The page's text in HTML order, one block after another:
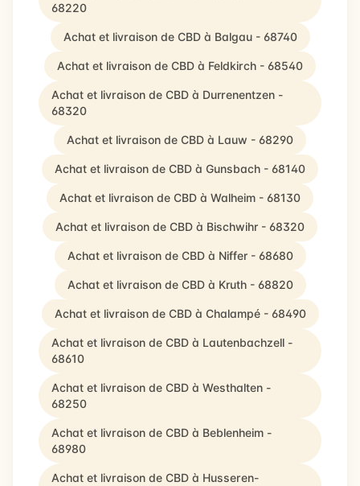
68220
Achat et livraison de CBD à Balgau - 68740
Achat et livraison de CBD à Feldkirch - 68540
Achat et livraison de CBD à Durrenentzen -
68320
Achat et livraison de CBD à Lauw - 68290
Achat et livraison de CBD à Gunsbach - 68140
Achat et livraison de CBD à Walheim - 68130
Achat et livraison de CBD à Bischwihr - 68320
Achat et livraison de CBD à Niffer - 68680
Achat et livraison de CBD à Kruth - 68820
Achat et livraison de CBD à Chalampé - 68490
Achat et livraison de CBD à Lautenbachzell -
68610
Achat et livraison de CBD à Westhalten -
68250
Achat et livraison de CBD à Beblenheim -
68980
Achat et livraison de CBD à Husseren-